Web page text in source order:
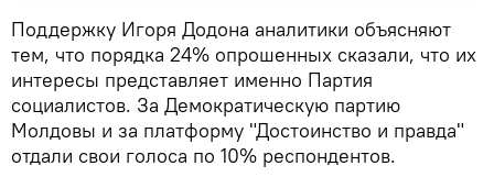
Поддержку Игоря Додона аналитики объясняют
тем, что порядка 24% опрошенных сказали, что их
интересы представляет именно Партия
социалистов. За Демократическую партию
Молдовы и за платформу "Достоинство и правда"
отдали свои голоса по 10% респондентов.